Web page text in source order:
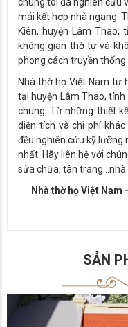
chúng tôi đã nghiên cứu
mái kết hợp nhà ngang.
Kiên, huyện Lâm Thao,
không gian thờ tự và
phong cách truyền thống
Nhà thờ họ Việt Nam tự
tại huyện Lâm Thao,
chung. Từ những thiết
diện tích và chi phí
đều nghiên cứu kỹ lưỡng
nhất. Hãy liên hệ với
sửa chữa, tân trang…nhà
Nhà thờ họ Việt
SẢN